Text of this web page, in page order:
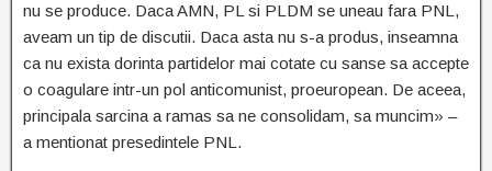
nu se produce. Daca AMN, PL si PLDM se uneau fara PNL,
aveam un tip de discutii. Daca asta nu s-a produs, inseamna
ca nu exista dorinta partidelor mai cotate cu sanse sa accepte
o coagulare intr-un pol anticomunist, proeuropean. De aceea,
principala sarcina a ramas sa ne consolidam, sa muncim» –
a mentionat presedintele PNL.